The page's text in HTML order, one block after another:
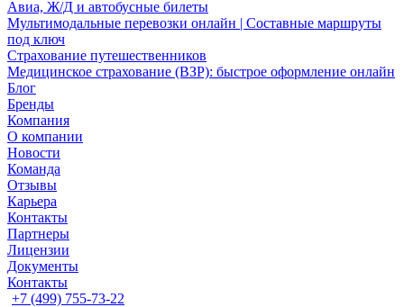
Авиа, Ж/Д и автобусные билеты
Мультимодальные перевозки онлайн | Составные маршруты
под ключ
Страхование путешественников
Медицинское страхование (ВЗР): быстрое оформление онлайн
Блог
Бренды
Компания
О компании
Новости
Команда
Отзывы
Карьера
Контакты
Партнеры
Лицензии
Документы
Контакты
+7 (499) 755-73-22